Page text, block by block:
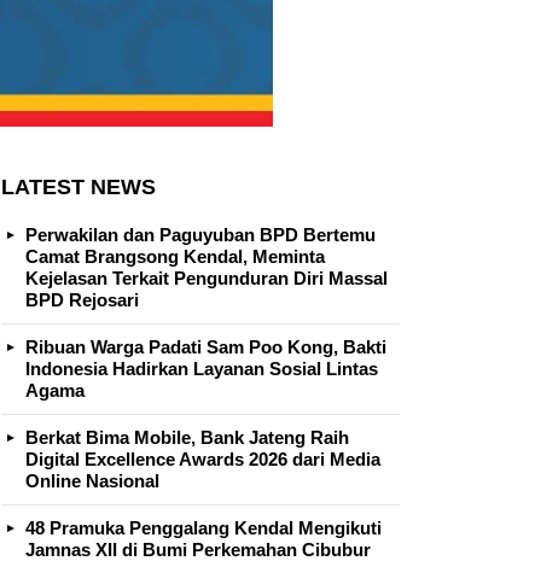
LATEST NEWS
Perwakilan dan Paguyuban BPD Bertemu
Camat Brangsong Kendal, Meminta
Kejelasan Terkait Pengunduran Diri Massal
BPD Rejosari
Ribuan Warga Padati Sam Poo Kong, Bakti
Indonesia Hadirkan Layanan Sosial Lintas
Agama
Berkat Bima Mobile, Bank Jateng Raih
Digital Excellence Awards 2026 dari Media
Online Nasional
48 Pramuka Penggalang Kendal Mengikuti
Jamnas XII di Bumi Perkemahan Cibubur